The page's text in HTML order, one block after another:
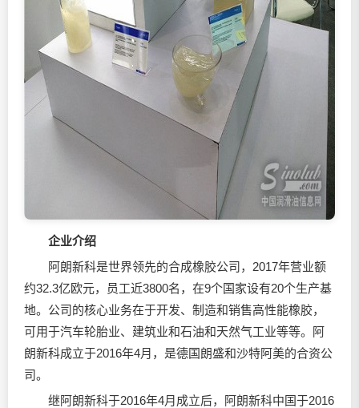
企业介绍
阿朗新科是世界领先的合成橡胶公司，2017年营业额
约32.3亿欧元，员工近3800名，在9个国家设有20个生产基
地。公司的核心业务在于开发、制造和销售高性能橡胶，
可用于汽车轮胎业、建筑业和石油和天然气工业等等。阿
朗新科成立于2016年4月，是德国朗盛和沙特阿美的合资公
司。
继阿朗新科于2016年4月成立后，阿朗新科中国于2016